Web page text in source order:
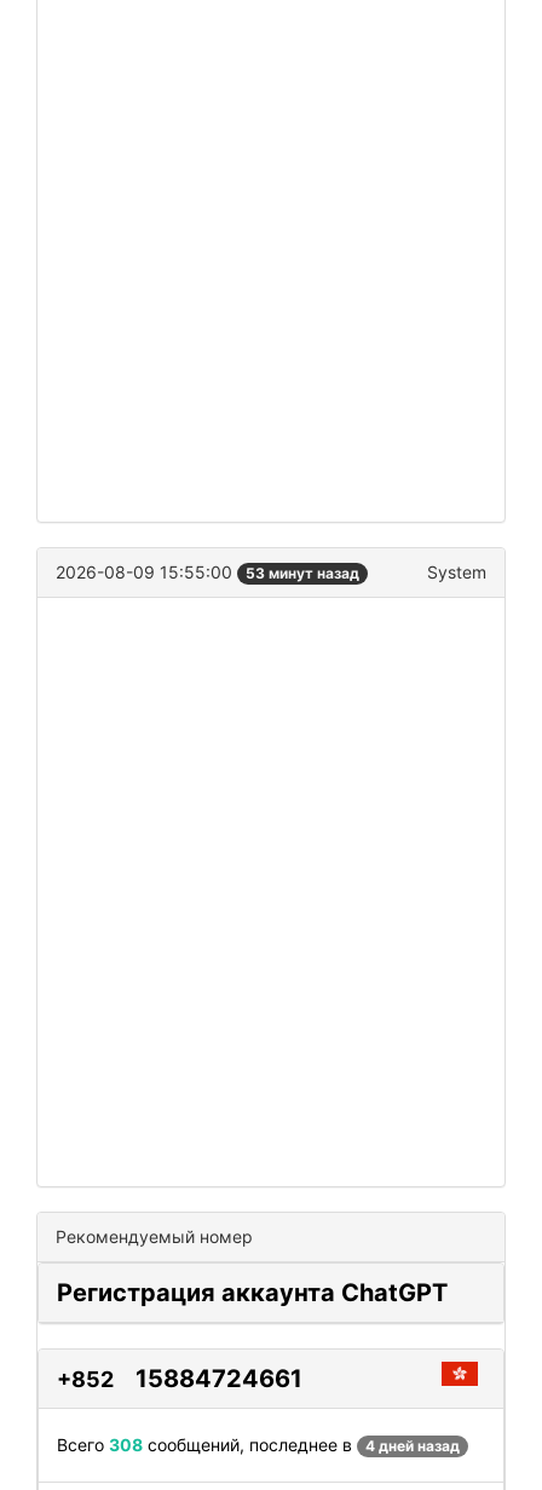
2026-08-09 15:55:00 53 минут назад System
Рекомендуемый номер
Регистрация аккаунта ChatGPT
+852 15884724661
Всего 308 сообщений, последнее в 4 дней назад